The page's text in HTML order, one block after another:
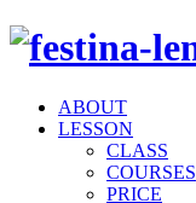
ABOUT
LESSON
CLASS
COURSES
PRICE